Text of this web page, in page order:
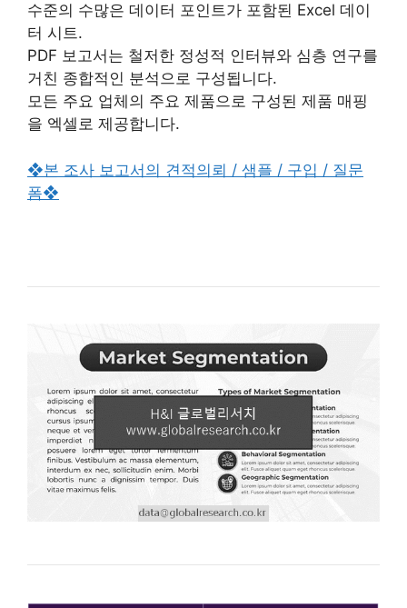
수준의 수많은 데이터 포인트가 포함된 Excel 데이
터 시트.
PDF 보고서는 철저한 정성적 인터뷰와 심층 연구를
거친 종합적인 분석으로 구성됩니다.
모든 주요 업체의 주요 제품으로 구성된 제품 매핑
을 엑셀로 제공합니다.
❖본 조사 보고서의 견적의뢰 / 샘플 / 구입 / 질문
폼❖